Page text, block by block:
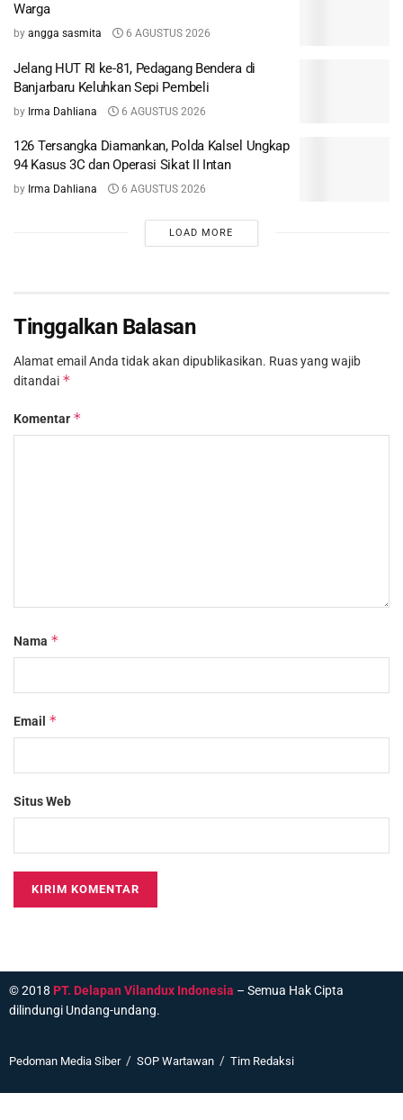
Warga
by angga sasmita 6 AGUSTUS 2026
Jelang HUT RI ke-81, Pedagang Bendera di
Banjarbaru Keluhkan Sepi Pembeli
by Irma Dahliana 6 AGUSTUS 2026
126 Tersangka Diamankan, Polda Kalsel Ungkap
94 Kasus 3C dan Operasi Sikat II Intan
by Irma Dahliana 6 AGUSTUS 2026
LOAD MORE
Tinggalkan Balasan
Alamat email Anda tidak akan dipublikasikan. Ruas yang wajib
ditandai *
Komentar *
Nama *
Email *
Situs Web
© 2018 PT. Delapan Vilandux Indonesia – Semua Hak Cipta
dilindungi Undang-undang.
Pedoman Media Siber SOP Wartawan Tim Redaksi